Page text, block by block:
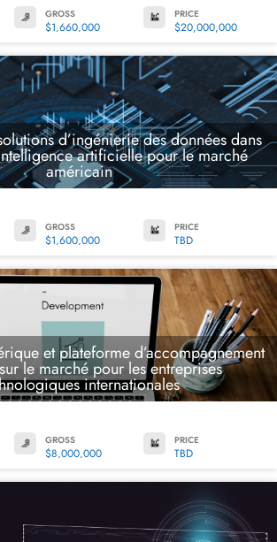
GROSS
$1,660,000
PRICE
$20,000,000
d’ingénierie des données dans
artificielle pour le marché
américain
GROSS
$1,600,000
PRICE
TBD
et plateforme d’accompagnement
le marché pour les entreprises
internationales
GROSS
$8,000,000
PRICE
TBD